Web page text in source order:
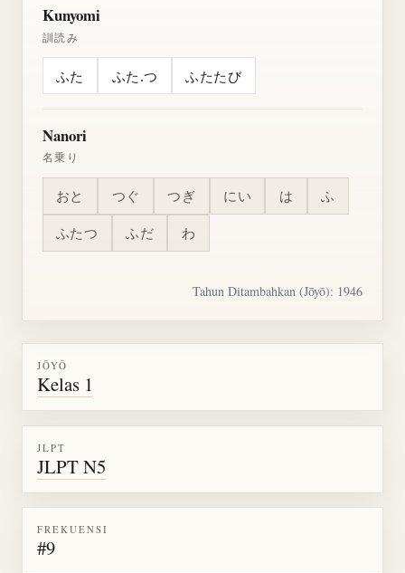
Kunyomi
訓読み
ふた ふた.つ ふたたび
Nanori
名乗り
おと つぐ つぎ にい は ふ
ふたつ ふだ わ
Tahun Ditambahkan (Jōyō): 1946
JŌYŌ
Kelas 1
JLPT
JLPT N5
FREKUENSI
#9